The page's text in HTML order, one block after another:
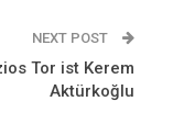
NEXT POST
Tor ist Kerem
Aktürkoğlu